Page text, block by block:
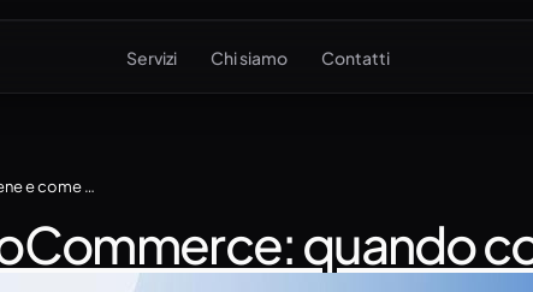
Servizi Chi siamo Contatti
Migrare da Shopify a WooCommerce: quando conviene e come gestirlo
quando